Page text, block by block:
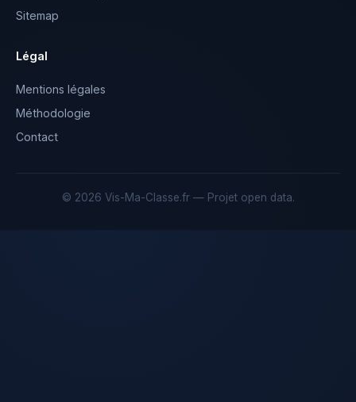
Sitemap
Légal
Mentions légales
Méthodologie
Contact
© 2026 Vis-Ma-Classe.fr — Projet open data.